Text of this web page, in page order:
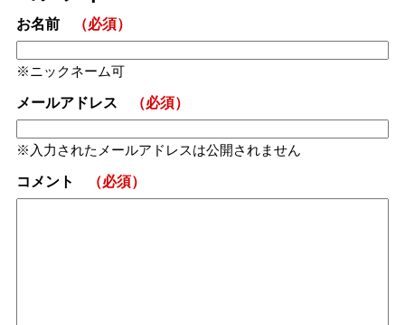
お名前 （必須）
ニックネーム可
メールアドレス （必須）
入力されたメールアドレスは公開されません
コメント （必須）